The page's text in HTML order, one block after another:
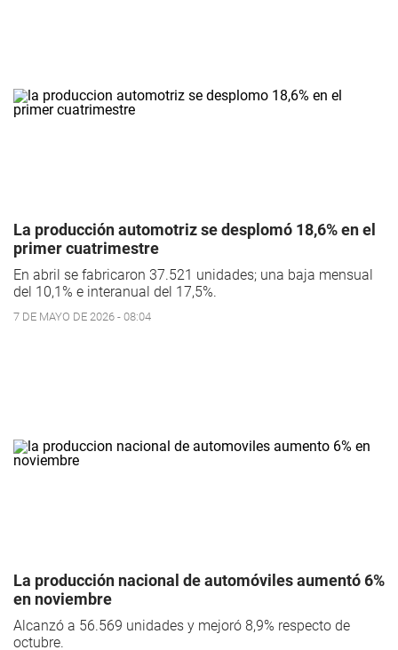
La producción automotriz se desplomó 18,6% en el
primer cuatrimestre
En abril se fabricaron 37.521 unidades; una baja mensual
del 10,1% e interanual del 17,5%.
7 DE MAYO DE 2026 - 08:04
La producción nacional de automóviles aumentó 6%
en noviembre
Alcanzó a 56.569 unidades y mejoró 8,9% respecto de
octubre.